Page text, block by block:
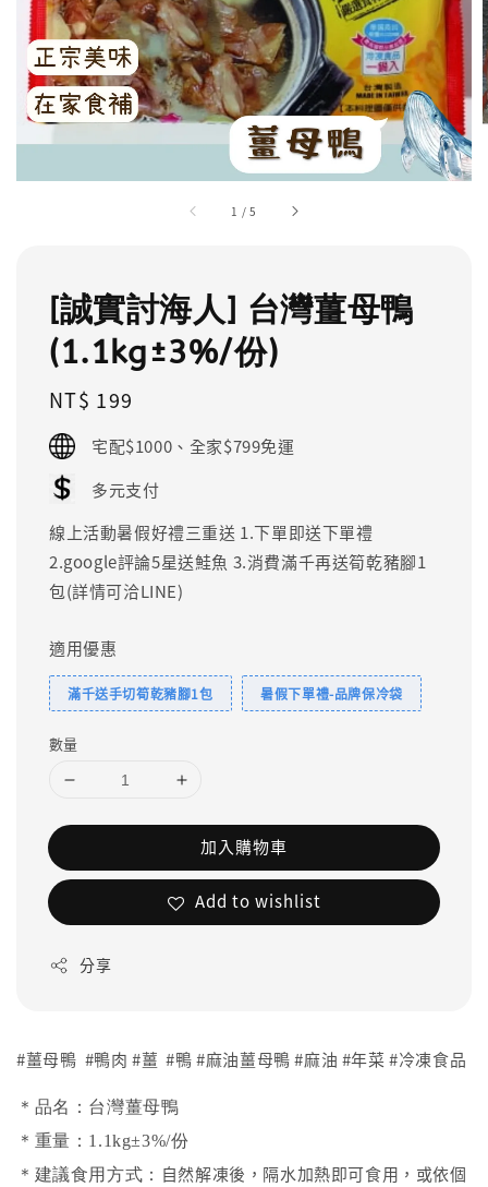
1 /5
[誠實討海人] 台灣薑母鴨
(1.1kg±3%/份)
Regular
price
NT$ 199
宅配$1000、全家$799免運
多元支付
線上活動暑假好禮三重送 1.下單即送下單禮
2.google評論5星送鮭魚 3.消費滿千再送筍乾豬腳1
包(詳情可洽LINE)
適用優惠
滿千送手切筍乾豬腳1包 暑假下單禮-品牌保冷袋
數量
加入購物車
Add to wishlist
分享
#薑母鴨 #鴨肉 #薑 #鴨 #麻油薑母鴨 #麻油 #年菜 #冷凍食品
＊品名：台灣薑母鴨
＊重量：1.1kg±3%/份
＊建議食用方式： 自然解凍後，隔水加熱即可食用，或依個